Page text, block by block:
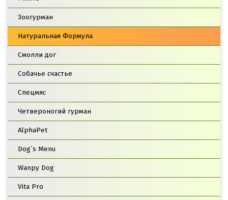
Зоогурман
Натуральная Формула
Смолли дог
Собачье счастье
Спецмяс
Четвероногий гурман
AlphaPet
Dog`s Menu
Wanpy Dog
Vita Pro